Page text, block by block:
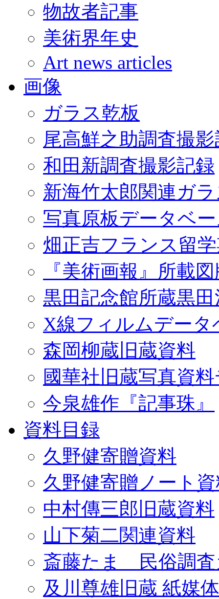
物故者記事
美術界年史
Art news articles
画像
ガラス乾板
尾高鮮之助調査撮
和田新調査撮影記録
新海竹太郎関連ガ
写真原板データベ
畑正吉フランス留
『美術画報』所載
黒田記念館所蔵黒
X線フィルムデータ
森岡柳蔵旧蔵資料
國華社旧蔵写真資
今泉雄作『記事珠』
資料目録
久野健寄贈資料
久野健寄贈ノート
中村傳三郎旧蔵資料
山下菊二関連資料
斎藤たま 民俗調査
及川尊雄旧蔵 紙媒